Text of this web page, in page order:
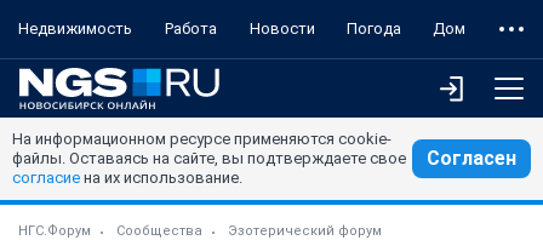
Недвижимость Работа Новости Погода Дом
На информационном ресурсе применяются cookie-
файлы. Оставаясь на сайте, вы подтверждаете свое
согласие на их использование.
Согласен
НГС.Форум Сообщества Эзотерический форум